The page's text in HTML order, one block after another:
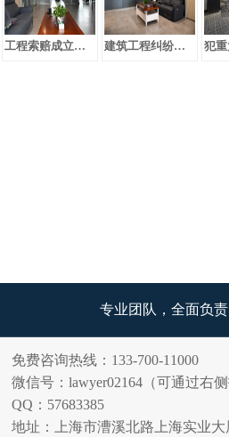
工程索赔成立的条件是什么 建筑工程纠纷有哪些解决的途径
专业团队，全面负
免费咨询热线：133-700-11000
微信号：lawyer02164（可通过右
QQ：57683385
地址：上海市漕溪北路上海实业大